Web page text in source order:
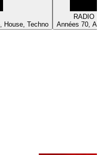
House, Techno
RADIO
Années 70,